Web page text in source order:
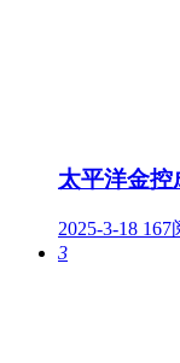
太平洋金
2025-3-18 167
3